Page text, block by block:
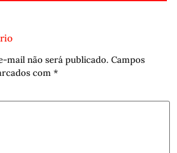
mail não será publicado. Campos
com *